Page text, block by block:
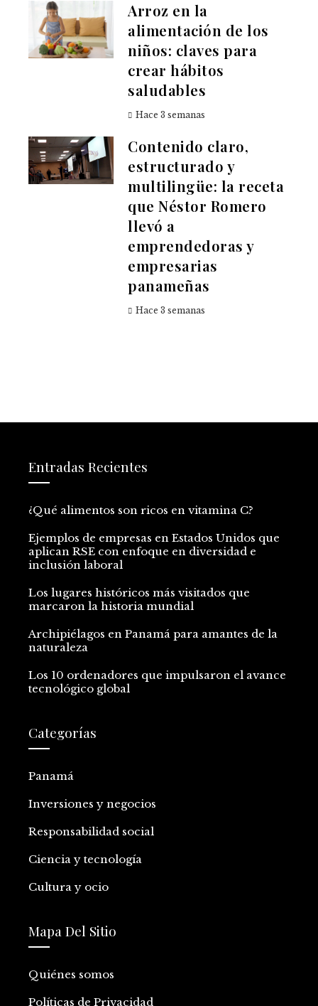
Arroz en la
alimentación de los
niños: claves para
crear hábitos
saludables
Hace 3 semanas
Contenido claro,
estructurado y
multilingüe: la receta
que Néstor Romero
llevó a
emprendedoras y
empresarias
panameñas
Hace 3 semanas
Entradas Recientes
¿Qué alimentos son ricos en vitamina C?
Ejemplos de empresas en Estados Unidos que
aplican RSE con enfoque en diversidad e
inclusión laboral
Los lugares históricos más visitados que
marcaron la historia mundial
Archipiélagos en Panamá para amantes de la
naturaleza
Los 10 ordenadores que impulsaron el avance
tecnológico global
Categorías
Panamá
Inversiones y negocios
Responsabilidad social
Ciencia y tecnología
Cultura y ocio
Mapa Del Sitio
Quiénes somos
Políticas de Privacidad